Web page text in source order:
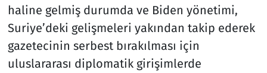
haline gelmiş durumda ve Biden yönetimi,
Suriye’deki gelişmeleri yakından takip ederek
gazetecinin serbest bırakılması için
uluslararası diplomatik girişimlerde